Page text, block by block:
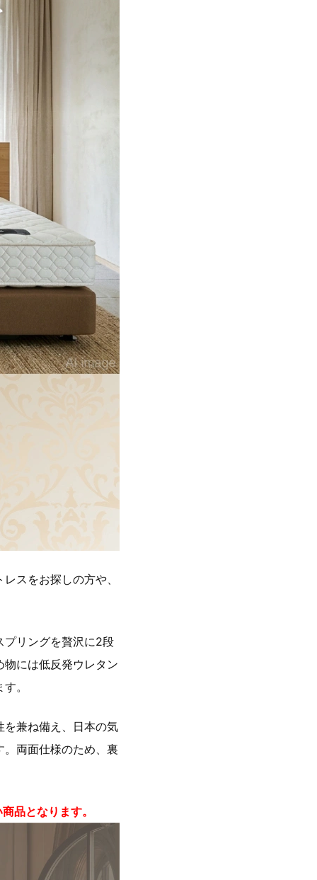
スをお探しの方や、
プリングを贅沢に2段
には低反発ウレタン
。
兼ね備え、日本の気
両面仕様のため、裏
品となります。